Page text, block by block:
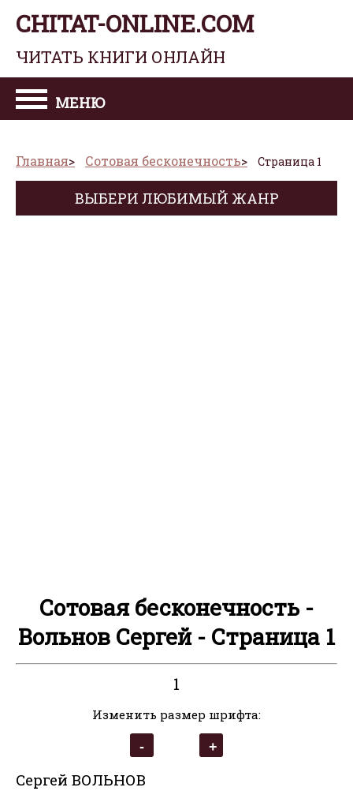
CHITAT-ONLINE.COM
ЧИТАТЬ КНИГИ ОНЛАЙН
МЕНЮ
Главная Сотовая бесконечность Страница 1
ВЫБЕРИ ЛЮБИМЫЙ ЖАНР
Сотовая бесконечность -
Вольнов Сергей - Страница 1
1
Изменить размер шрифта:
Сергей ВОЛЬНОВ